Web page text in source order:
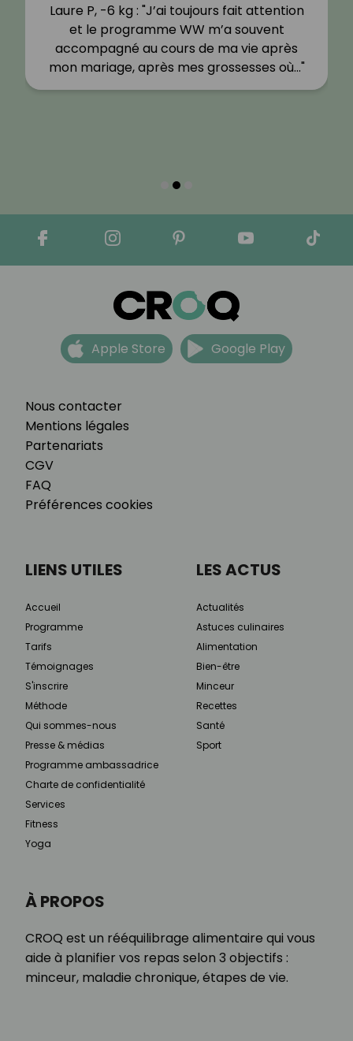
Laure P, -6 kg : "J’ai toujours fait attention
et le programme WW m’a souvent
accompagné au cours de ma vie après
mon mariage, après mes grossesses où…"
Nous contacter
Mentions légales
Partenariats
CGV
FAQ
Préférences cookies
Apple Store Google Play
À PROPOS
CROQ est un rééquilibrage alimentaire qui vous
aide à planifier vos repas selon 3 objectifs :
minceur, maladie chronique, étapes de vie.
LIENS UTILES
Accueil
Programme
Tarifs
Témoignages
S'inscrire
Méthode
Qui sommes-nous
Presse & médias
Programme ambassadrice
Charte de confidentialité
Services
Fitness
Yoga
LES ACTUS
Actualités
Astuces culinaires
Alimentation
Bien-être
Minceur
Recettes
Santé
Sport